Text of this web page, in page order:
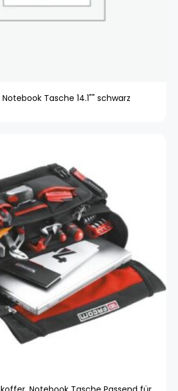
Tasche 14.1"" schwarz